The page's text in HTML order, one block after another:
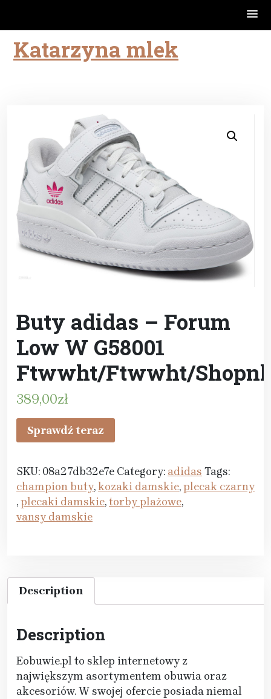
SkipKatarzyna mlek
Buty adidas – Forum
Low W G58001
Ftwwht/Ftwwht/
389,00zł
Sprawdź teraz
SKU: 08a27db32e7e Category: adidas Tags:
champion buty,kozaki damskie,plecak czarny
,plecaki damskie,torby plażowe,
vansy damskie
Description
Description
Eobuwie.pl to sklep internetowy z
największym asortymentem obuwia oraz
akcesoriów. W swojej ofercie posiada niemal